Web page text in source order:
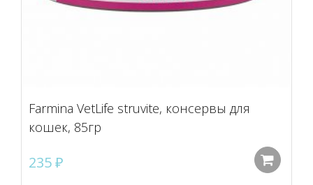
Farmina VetLife struvite, консервы для
кошек, 85гр
235₽